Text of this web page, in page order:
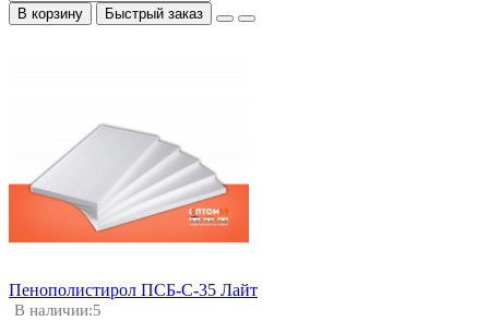
В корзину Быстрый заказ
Пенополистирол ПСБ-С-35 Лайт
В наличии:5